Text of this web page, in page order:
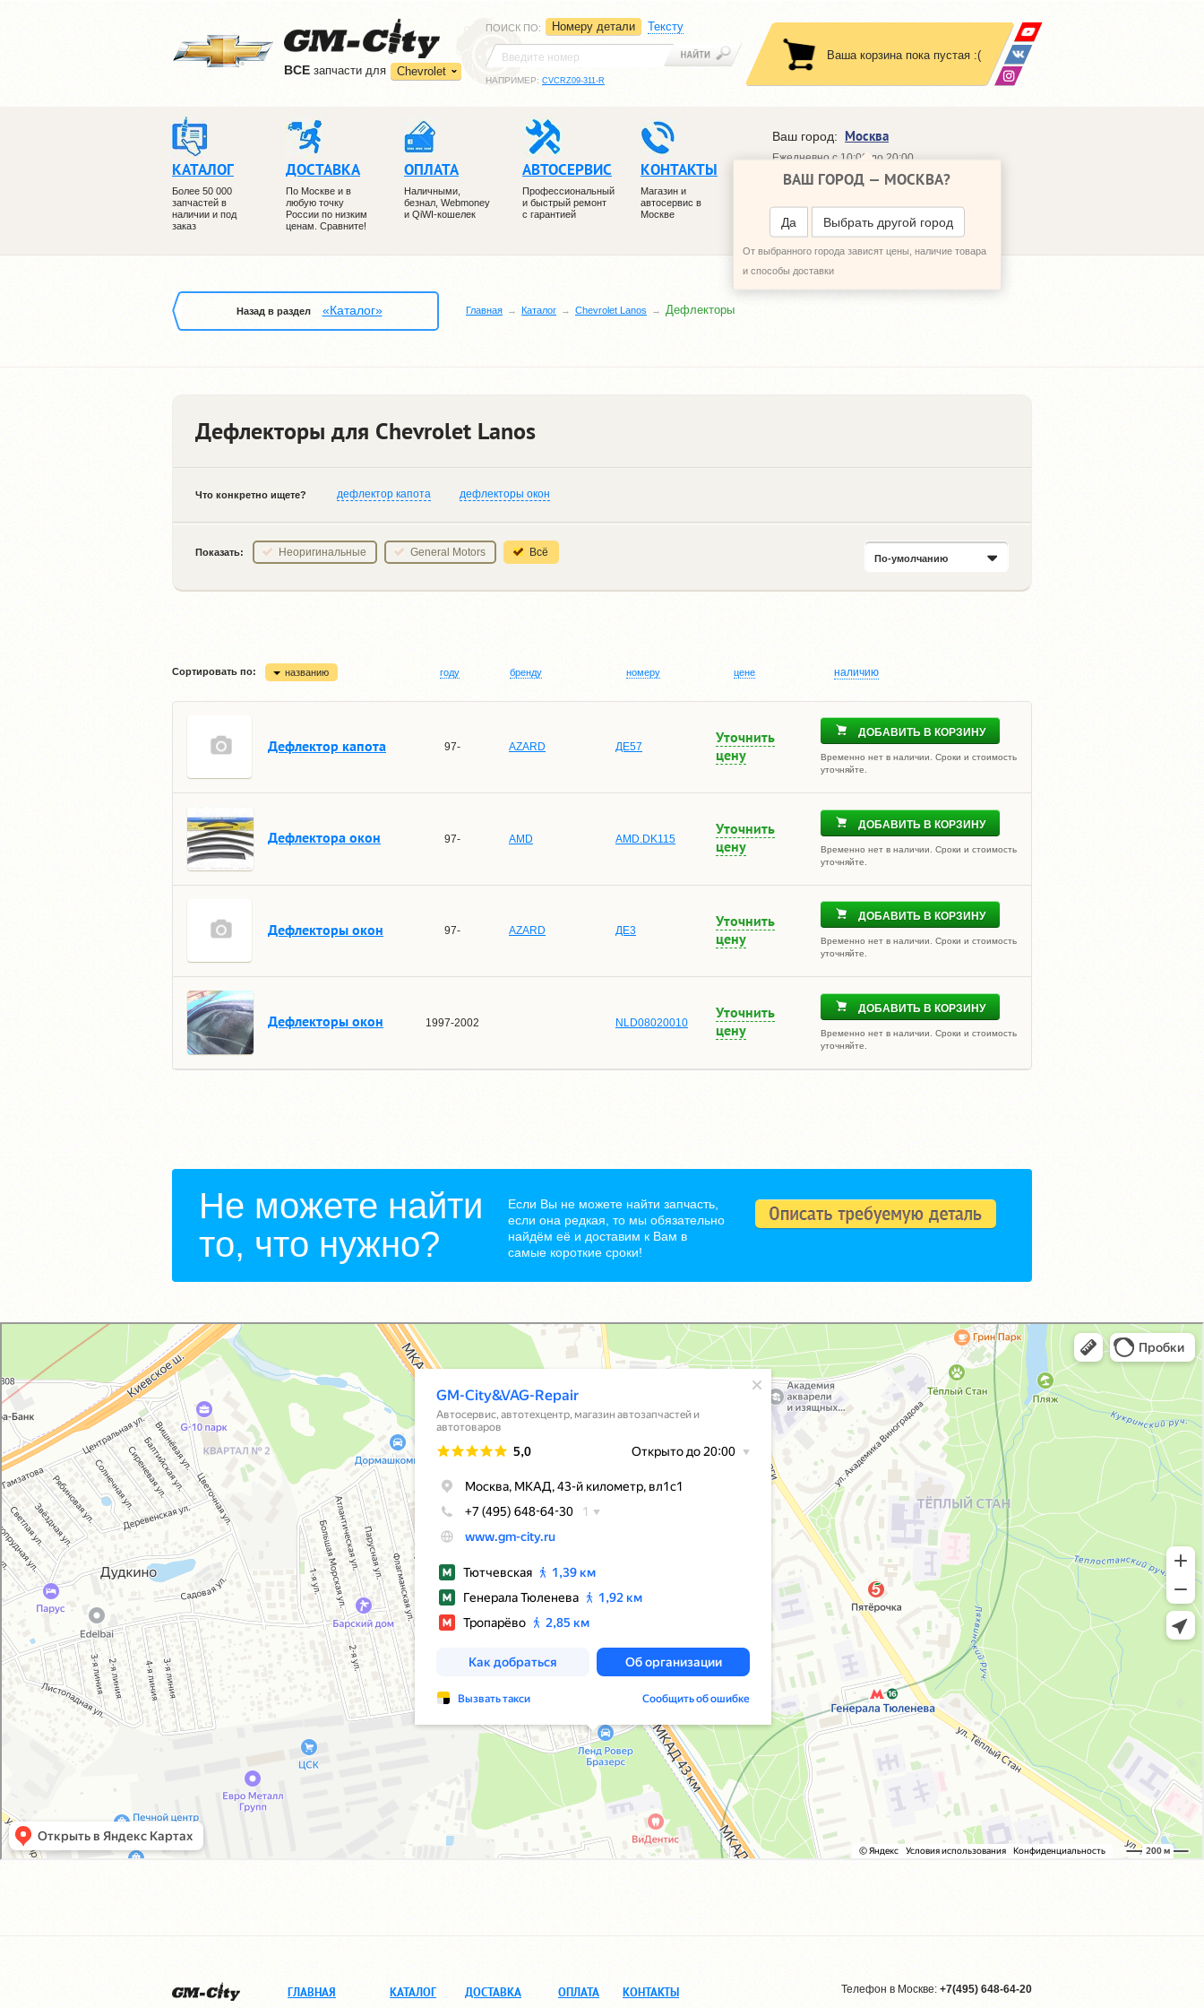
ВCE запчасти для Chevrolet
ПОИСК ПО: Номеру детали Тексту
НАПРИМЕР: CVCRZ09-311-R
Ваша корзина пока пустая :(
КАТАЛОГ
Более 50 000
запчастей в
наличии и под
заказ
ДОСТАВКА
По Москве и в
любую точку
России по низким
ценам. Сравните!
ОПЛАТА
Наличными,
безнал, Webmoney
и QiWI-кошелек
АВТОСЕРВИС
Профессиональный
и быстрый ремонт
с гарантией
КОНТАКТЫ
Магазин и
автосервис в
Москве
Ваш город: Москва
ВАШ ГОРОД — МОСКВА?
Да Выбрать другой город
От выбранного города зависят цены, наличие товара
и способы доставки
Ежедневно с 10:00 до 20:00
+7 (495) 648-64-30
ПЕРЕЗВОНИТЬ МНЕ
Назад в раздел «Каталог» Главная Каталог Chevrolet Lanos Дефлекторы
Дефлекторы для Chevrolet Lanos
Что конкретно ищете? дефлектор капота дефлекторы окон
Показать: Неоригинальные General Motors Всё По-умолчанию
Сортировать по: названию году бренду номеру цене наличию
Дефлектор капота 97- AZARD ДЕ57
Уточнить
цену
ДОБАВИТЬ В КОРЗИНУ
Временно нет в наличии. Сроки и стоимость
уточняйте.
Дефлектора окон 97- AMD AMD.DK115
Уточнить
цену
ДОБАВИТЬ В КОРЗИНУ
Временно нет в наличии. Сроки и стоимость
уточняйте.
Дефлекторы окон 97- AZARD ДЕ3
Уточнить
цену
ДОБАВИТЬ В КОРЗИНУ
Временно нет в наличии. Сроки и стоимость
уточняйте.
Дефлекторы окон 1997-2002 NLD08020010
Уточнить
цену
ДОБАВИТЬ В КОРЗИНУ
Временно нет в наличии. Сроки и стоимость
уточняйте.
Не можете найти
то, что нужно?
Если Вы не можете найти запчасть,
если она редкая, то мы обязательно
найдём её и доставим к Вам в
самые короткие сроки!
GM-City&VAG-Repair
Автосервис, автотехцентр в Москве
Магазин автозапчастей и автотоваров в Москве
ГЛАВНАЯ КАТАЛОГ ДОСТАВКА ОПЛАТА КОНТАКТЫ Телефон в Москве: +7(495) 648-64-20